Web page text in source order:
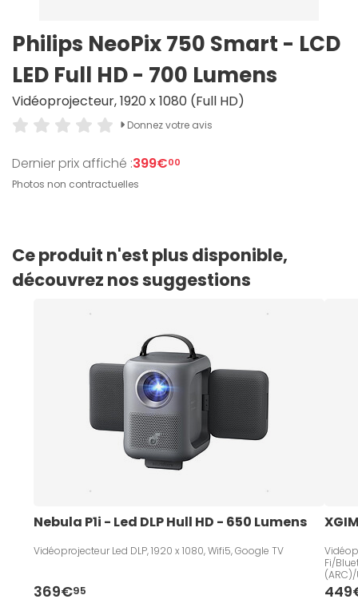
Philips NeoPix 750 Smart - LCD
LED Full HD - 700 Lumens
Vidéoprojecteur, 1920 x 1080 (Full HD)
Donnez votre avis
Dernier prix affiché :399€00
Photos non contractuelles
Ce produit n'est plus disponible,
découvrez nos suggestions
Nebula P1i - Led DLP Hull HD - 650 Lumens
Vidéoprojecteur Led DLP, 1920 x 1080, Wifi5, Google TV
369€95
Fi/